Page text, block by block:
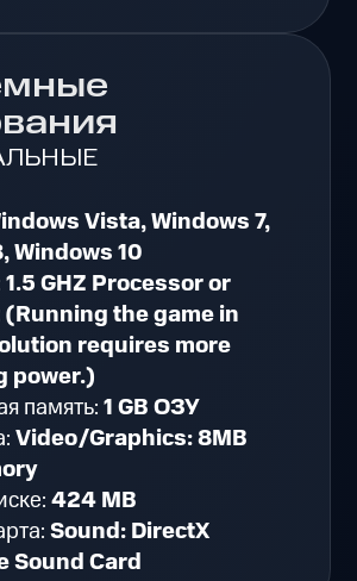
Vista, Windows 7,
Windows 10
1.5 GHZ Processor or
the game in
requires more
power.)
память:1 GB ОЗУ
Video/Graphics: 8MB
424 MB
Sound: DirectX
Sound Card